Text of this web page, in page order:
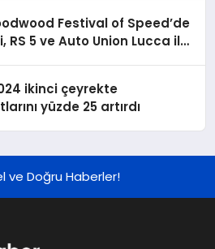
Festival of Speed’de
RS 5 ve Auto Union Lucca ile
ikinci çeyrekte
yüzde 25 artırdı
ve Doğru Haberler!